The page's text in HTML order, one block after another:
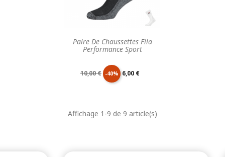
Paire De Chaussettes Fila
Performance Sport
Prix
base
10,00 € -40% Prix
6,00 €
Affichage 1-9 de 9 article(s)